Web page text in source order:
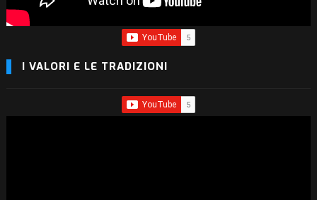
I VALORI E LE TRADIZIONI